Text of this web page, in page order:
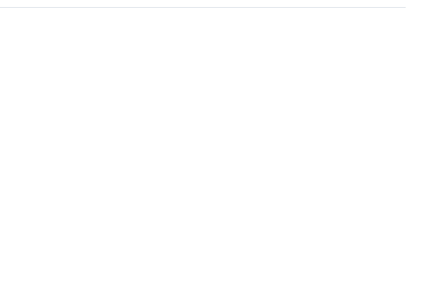
Mineral Formă minerală Tratament
Original/ Replica